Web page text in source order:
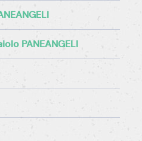
PANEANGELI